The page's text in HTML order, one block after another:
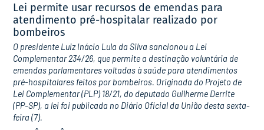
Lei permite usar recursos de emendas para
atendimento pré-hospitalar realizado por
bombeiros
O presidente Luiz Inácio Lula da Silva sancionou a Lei
Complementar 234/26, que permite a destinação voluntária de
emendas parlamentares voltadas à saúde para atendimentos
pré-hospitalares feitos por bombeiros. Originada do Projeto de
Lei Complementar (PLP) 18/21, do deputado Guilherme Derrite
(PP-SP), a lei foi publicada no Diário Oficial da União desta sexta-
feira (7).